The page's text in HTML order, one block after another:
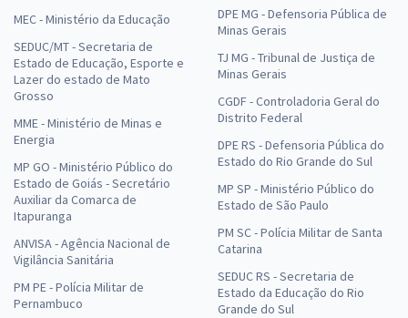
MEC - Ministério da Educação
SEDUC/MT - Secretaria de
Estado de Educação, Esporte e
Lazer do estado de Mato
Grosso
MME - Ministério de Minas e
Energia
MP GO - Ministério Público do
Estado de Goiás - Secretário
Auxiliar da Comarca de
Itapuranga
ANVISA - Agência Nacional de
Vigilância Sanitária
PM PE - Polícia Militar de
Pernambuco
DPE MG - Defensoria Pública de
Minas Gerais
TJ MG - Tribunal de Justiça de
Minas Gerais
CGDF - Controladoria Geral do
Distrito Federal
DPE RS - Defensoria Pública do
Estado do Rio Grande do Sul
MP SP - Ministério Público do
Estado de São Paulo
PM SC - Polícia Militar de Santa
Catarina
SEDUC RS - Secretaria de
Estado da Educação do Rio
Grande do Sul